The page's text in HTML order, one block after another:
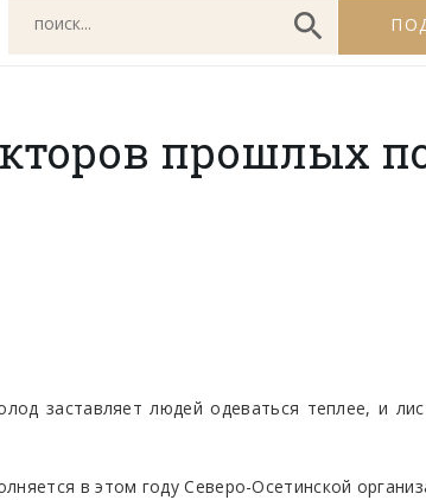
прошлых
заставляет людей одеваться теплее, и
в этом году Северо-Осетинской